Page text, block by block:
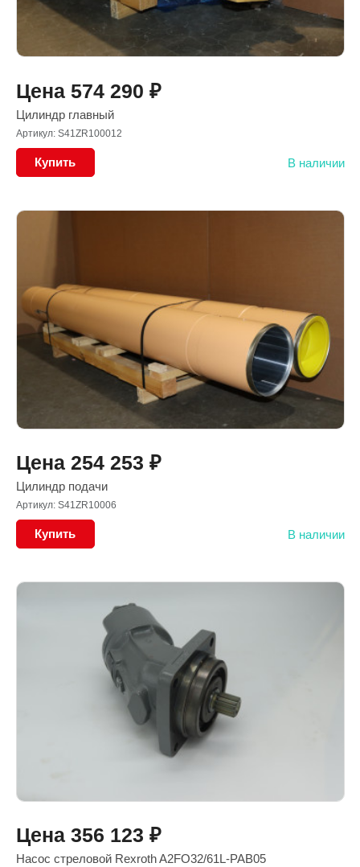
Цена 574 290 ₽
Цилиндр главный
Артикул: S41ZR100012
Купить В наличии
Цена 254 253 ₽
Цилиндр подачи
Артикул: S41ZR10006
Купить В наличии
Цена 356 123 ₽
Насос стреловой Rexroth A2FO32/61L-PAB05